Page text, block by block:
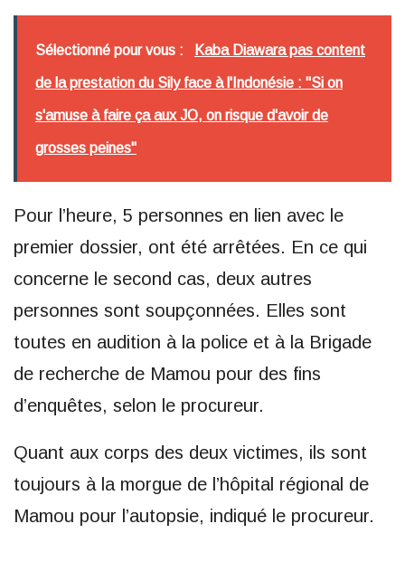
Sélectionné pour vous : Kaba Diawara pas content
de la prestation du Sily face à l'Indonésie : "Si on
s'amuse à faire ça aux JO, on risque d'avoir de
grosses peines"
Pour l’heure, 5 personnes en lien avec le
premier dossier, ont été arrêtées. En ce qui
concerne le second cas, deux autres
personnes sont soupçonnées. Elles sont
toutes en audition à la police et à la Brigade
de recherche de Mamou pour des fins
d’enquêtes, selon le procureur.
Quant aux corps des deux victimes, ils sont
toujours à la morgue de l’hôpital régional de
Mamou pour l’autopsie, indiqué le procureur.